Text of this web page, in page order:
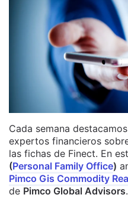
Cada semana
expertos financieros
las fichas de Finect. En
(Personal Family Office)
Pimco Gis Commodity
de Pimco Global Advisors.